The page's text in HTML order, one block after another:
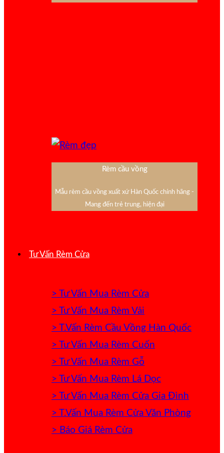
Rèm cầu vồng
Mẫu rèm cầu vồng xuất xứ Hàn Quốc chính hãng -
Mang đến trẻ trung, hiện đại
Tư Vấn Rèm Cửa
> Tư Vấn Mua Rèm Cửa
> Tư Vấn Mua Rèm Vải
> T.Vấn Rèm Cầu Vồng Hàn Quốc
> Tư Vấn Mua Rèm Cuốn
> Tư Vấn Mua Rèm Gỗ
> Tư Vấn Mua Rèm Lá Dọc
> Tư Vấn Mua Rèm Cửa Gia Đình
> T.Vấn Mua Rèm Cửa Văn Phòng
> Báo Giá Rèm Cửa